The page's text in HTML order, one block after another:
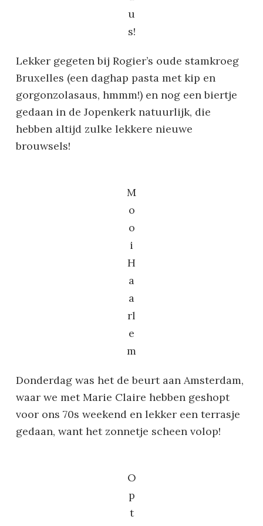
u
s!
Lekker gegeten bij Rogier’s oude stamkroeg
Bruxelles (een daghap pasta met kip en
gorgonzolasaus, hmmm!) en nog een biertje
gedaan in de Jopenkerk natuurlijk, die
hebben altijd zulke lekkere nieuwe
brouwsels!
M
o
o
i
H
a
a
rl
e
m
Donderdag was het de beurt aan Amsterdam,
waar we met Marie Claire hebben geshopt
voor ons 70s weekend en lekker een terrasje
gedaan, want het zonnetje scheen volop!
O
p
t